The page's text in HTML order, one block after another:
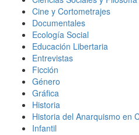
Cine y Cortometrajes
Documentales
Ecología Social
Educación Libertaria
Entrevistas
Ficción
Género
Gráfica
Historia
Historia del Anarquismo en
Infantil